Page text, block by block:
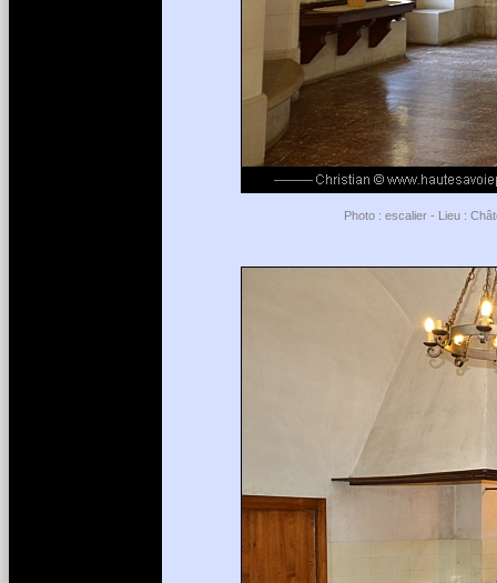
Photo : escalier - Lieu :